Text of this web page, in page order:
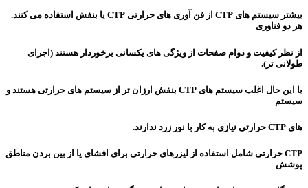
بیشتر سیستم های CTP از فن آوری های حرارتی CTP یا بنفش استفاده می کنند.
هر دو فناوری
از نظر کیفیت و دوام صفحات از ویژگی های یکسانی برخوردار هستند (اجرای
طولانی تر).
با این حال اغلب سیستم های CTP بنفش ارزان تر از سیستم های حرارتی هستند و
سیستم
های CTP حرارتی نیازی به کار با نور زرد ندارند.
CTP حرارتی شامل استفاده از لیزرهای حرارتی برای افشای یا از بین بردن مناطق
پوشش